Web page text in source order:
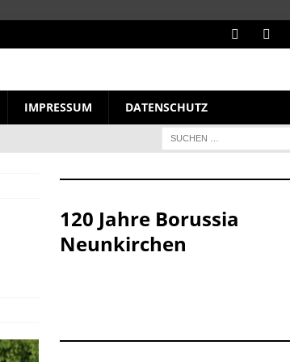
IMPRESSUM DATENSCHUTZ
120 Jahre Borussia
Neunkirchen